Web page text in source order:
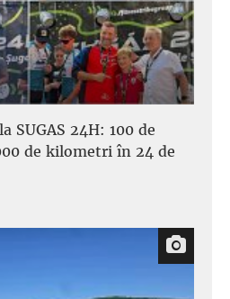
SUGAS 24H: 100 de
de kilometri în 24 de